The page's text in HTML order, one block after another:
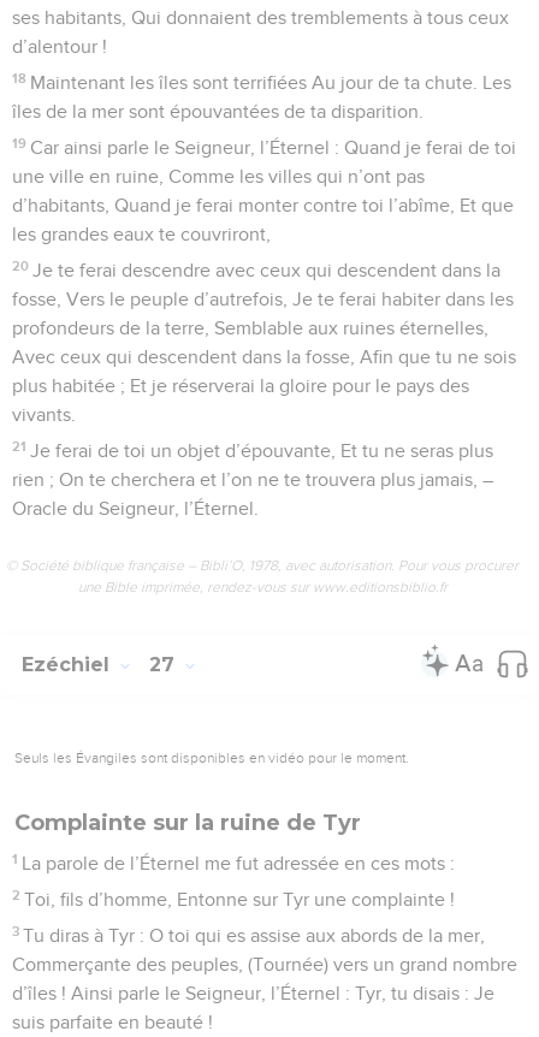
ses habitants, Qui donnaient des tremblements à tous ceux
d’alentour !
18 Maintenant les îles sont terrifiées Au jour de ta chute. Les
îles de la mer sont épouvantées de ta disparition.
19 Car ainsi parle le Seigneur, l’Éternel : Quand je ferai de toi
une ville en ruine, Comme les villes qui n’ont pas
d’habitants, Quand je ferai monter contre toi l’abîme, Et que
les grandes eaux te couvriront,
20 Je te ferai descendre avec ceux qui descendent dans la
fosse, Vers le peuple d’autrefois, Je te ferai habiter dans les
profondeurs de la terre, Semblable aux ruines éternelles,
Avec ceux qui descendent dans la fosse, Afin que tu ne sois
plus habitée ; Et je réserverai la gloire pour le pays des
vivants.
21 Je ferai de toi un objet d’épouvante, Et tu ne seras plus
rien ; On te cherchera et l’on ne te trouvera plus jamais, –
Oracle du Seigneur, l’Éternel.
© Société biblique française – Bibli’O, 1978, avec autorisation. Pour vous procurer
une Bible imprimée, rendez-vous sur www.editionsbiblio.fr
Ezéchiel 27
Seuls les Évangiles sont disponibles en vidéo pour le moment.
Complainte sur la ruine de Tyr
1 La parole de l’Éternel me fut adressée en ces mots :
2 Toi, fils d’homme, Entonne sur Tyr une complainte !
3 Tu diras à Tyr : O toi qui es assise aux abords de la mer,
Commerçante des peuples, (Tournée) vers un grand nombre
d’îles ! Ainsi parle le Seigneur, l’Éternel : Tyr, tu disais : Je
suis parfaite en beauté !